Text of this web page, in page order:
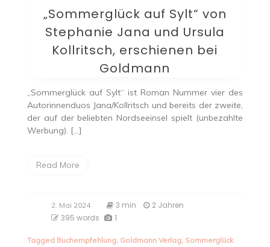
„Sommerglück auf Sylt“ von
Stephanie Jana und Ursula
Kollritsch, erschienen bei
Goldmann
„Sommerglück auf Sylt“ ist Roman Nummer vier des
Autorinnenduos Jana/Kollritsch und bereits der zweite,
der auf der beliebten Nordseeinsel spielt (unbezahlte
Werbung). […]
Read More
2. Mai 2024 3 min
2 Jahren
395 words
1
Tagged Buchempfehlung, Goldmann Verlag, Sommerglück